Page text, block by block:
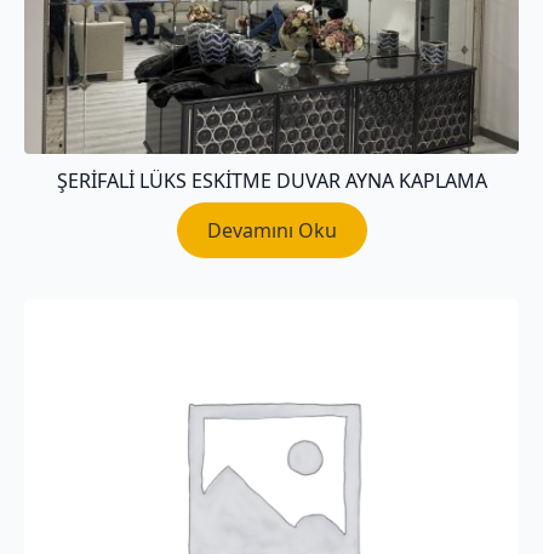
ŞERIFALI LÜKS ESKITME DUVAR AYNA KAPLAMA
Devamını Oku